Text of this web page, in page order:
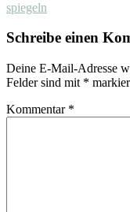
spiegeln
Schreibe einen
Deine E-Mail-Adresse
Felder sind mit *
Kommentar *